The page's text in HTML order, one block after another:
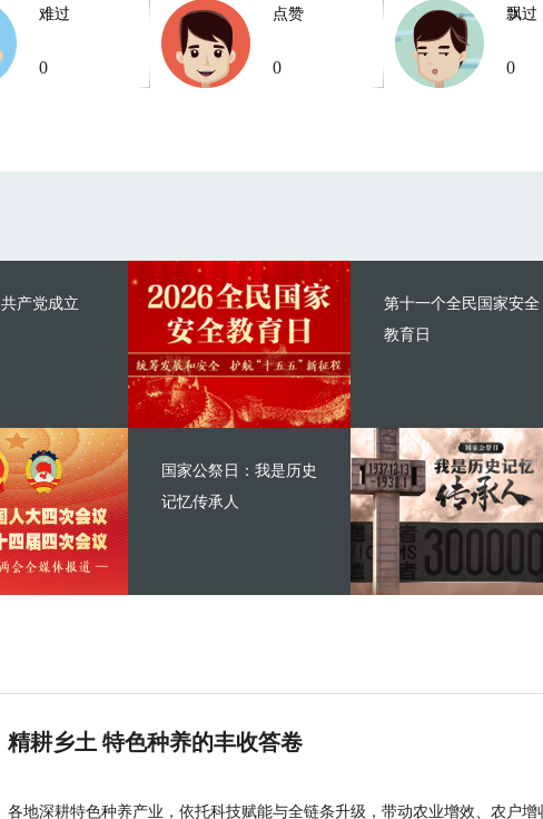
难过
0
点赞
0
飘过
0
产党成立
第十一个全民国家安全
教育日
国家公祭日：我是历史
记忆传承人
精耕乡土 特色种养的丰收答卷
各地深耕特色种养产业，依托科技赋能与全链条升级，带动农业增效、农户增